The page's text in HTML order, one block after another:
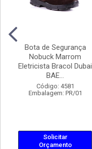
Bota de Segurança
Nobuck Marrom
Eletricista Bracol Dubai
BAE...
Código: 4581
Embalagem: PR/01
Solicitar
Orçamento